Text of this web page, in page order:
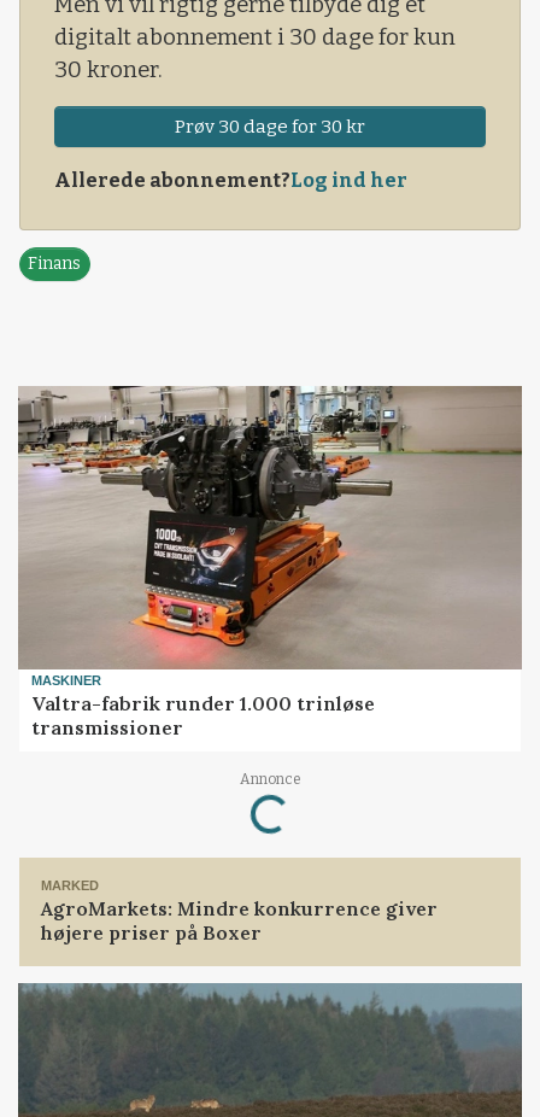
digitalt abonnement i 30 dage for kun
30 kroner.
Prøv 30 dage for 30 kr
Allerede abonnement?Log ind her
Finans
MASKINER
Valtra-fabrik runder 1.000 trinløse
transmissioner
Annonce
Loading...
MARKED
AgroMarkets: Mindre konkurrence giver
højere priser på Boxer